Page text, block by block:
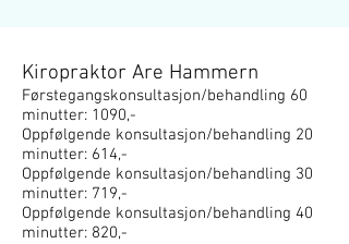
Kiropraktor Are Hammern
Førstegangskonsultasjon/behandling 60
minutter: 1090,-
Oppfølgende konsultasjon/behandling 20
minutter: 614,-
Oppfølgende konsultasjon/behandling 30
minutter: 719,-
Oppfølgende konsultasjon/behandling 40
minutter: 820,-